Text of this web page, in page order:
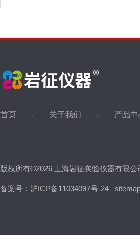
首页 关于我们 产品
版权所有©2026 上海岩征实验仪器有限公
备案号：沪ICP备11034097号-24